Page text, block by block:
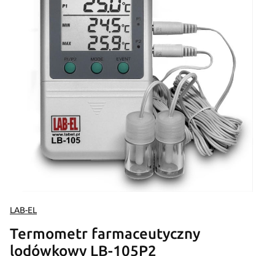
LAB-EL
Termometr farmaceutyczny
lodówkowy LB-105P2